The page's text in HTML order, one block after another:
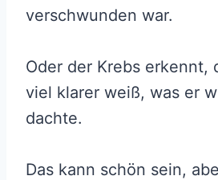
verschwunden war.
Oder der Krebs erkennt,
viel klarer weiß, was er
dachte.
Das kann schön sein,